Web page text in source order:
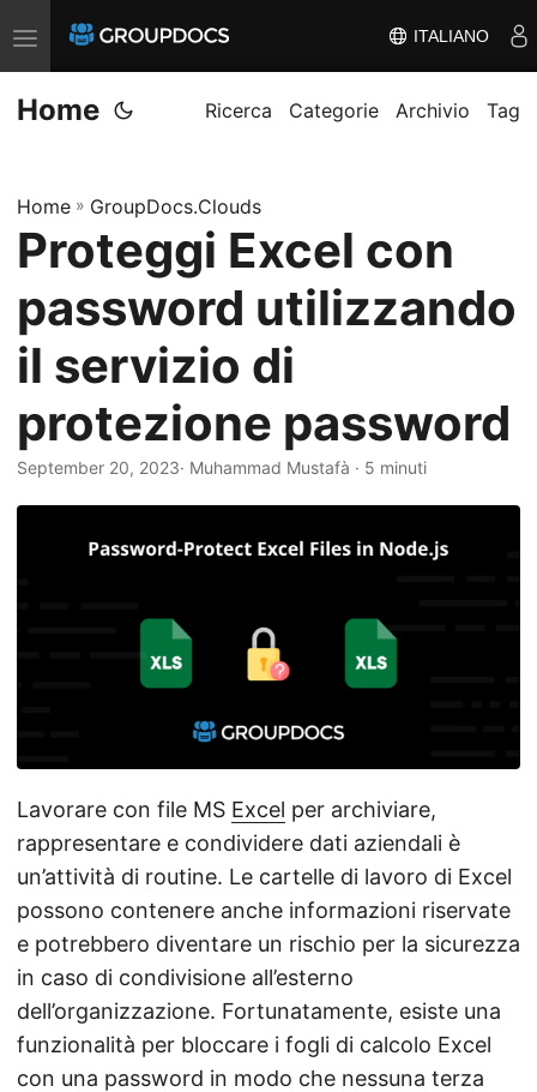
A
t
t
a
/
i
s
a
t
t
i
v
a
z
i
o
n
e
ITALIANO
Home Ricerca Categorie Archivio Tag
Home » GroupDocs.Clouds
Proteggi Excel con
password utilizzando
il servizio di
protezione password
September 20, 2023· Muhammad Mustafà · 5 minuti
Lavorare con file MS Excel per archiviare,
rappresentare e condividere dati aziendali è
un’attività di routine. Le cartelle di lavoro di Excel
possono contenere anche informazioni riservate
e potrebbero diventare un rischio per la sicurezza
in caso di condivisione all’esterno
dell’organizzazione. Fortunatamente, esiste una
funzionalità per bloccare i fogli di calcolo Excel
con una password in modo che nessuna terza